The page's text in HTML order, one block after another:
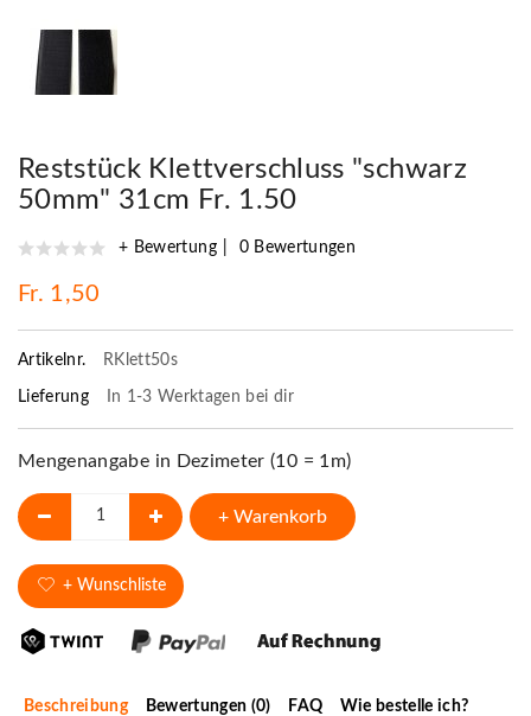
Reststück Klettverschluss "schwarz
50mm" 31cm Fr. 1.50
+ Bewertung 0 Bewertungen
Fr. 1,50
Artikelnr. RKlett50s
Lieferung In 1-3 Werktagen bei dir
Mengenangabe in Dezimeter (10 = 1m)
+ Warenkorb
+ Wunschliste
Beschreibung Bewertungen (0) FAQ Wie bestelle ich?